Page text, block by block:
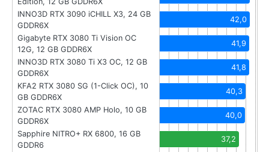
INNO3D RTX 3090 iCHILL X3, 24 GB
GDDR6X
42,0
Gigabyte RTX 3080 Ti Vision OC
12G, 12 GB GDDR6X
41,9
INNO3D RTX 3080 Ti X3 OC, 12 GB
GDDR6X
41,8
KFA2 RTX 3080 SG (1-Click OC), 10
GB GDDR6X
40,3
ZOTAC RTX 3080 AMP Holo, 10 GB
GDDR6X
40,0
Sapphire NITRO+ RX 6800, 16 GB
GDDR6
37,2